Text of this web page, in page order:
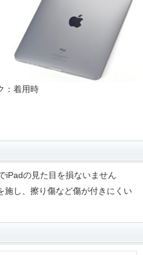
：着用時
iPadの見た目を損ないません
施し、擦り傷など傷が付きにくい